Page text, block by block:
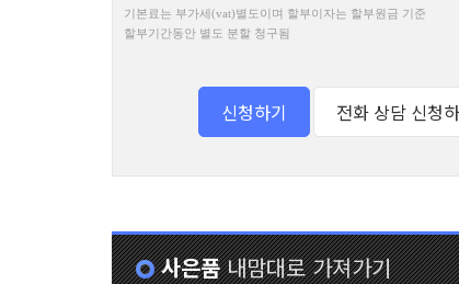
기본료는 부가세(vat)별도이며 할부이자는 할부원금 기준
할부기간동안 별도 분할 청구됨
사은품내맘대로 가져가기